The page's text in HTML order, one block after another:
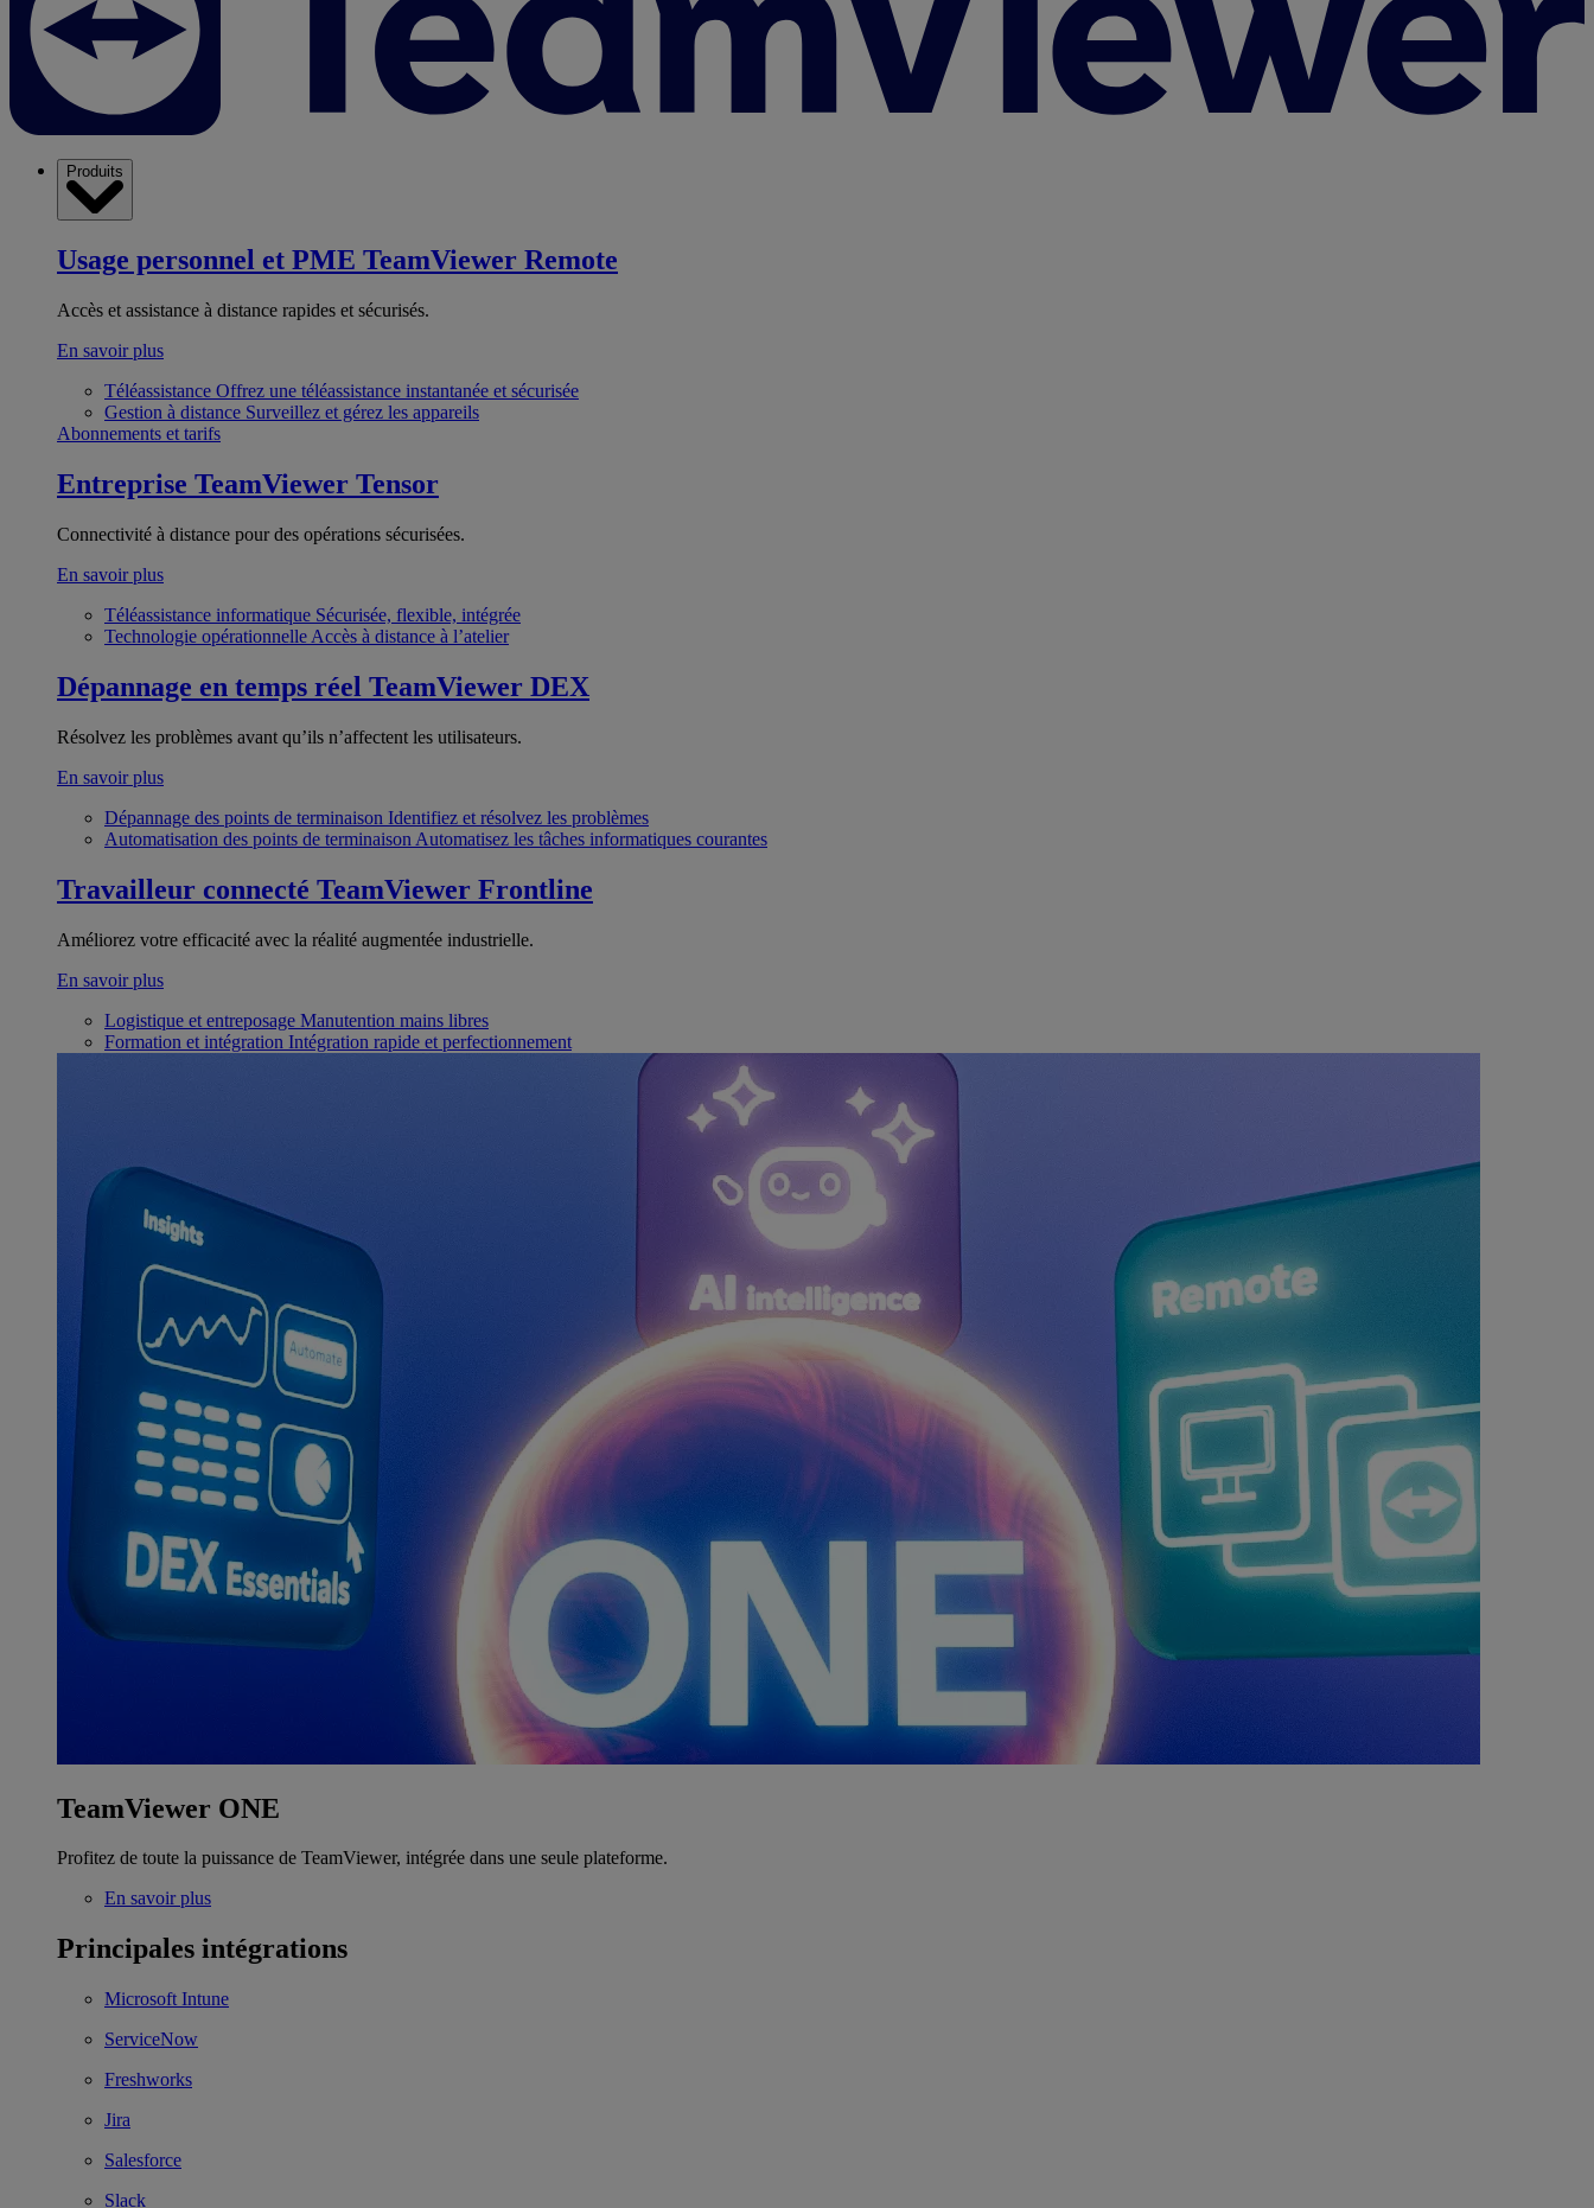
Produits
Usage personnel et PME TeamViewer Remote
Accès et assistance à distance rapides et sécurisés.
En savoir plus
Téléassistance Offrez une téléassistance instantanée et sécurisée
Gestion à distance Surveillez et gérez les appareils
Abonnements et tarifs
Entreprise TeamViewer Tensor
Connectivité à distance pour des opérations sécurisées.
En savoir plus
Téléassistance informatique Sécurisée, flexible, intégrée
Technologie opérationnelle Accès à distance à l’atelier
Dépannage en temps réel TeamViewer DEX
Résolvez les problèmes avant qu’ils n’affectent les utilisateurs.
En savoir plus
Dépannage des points de terminaison Identifiez et résolvez les problèmes
Automatisation des points de terminaison Automatisez les tâches informatiques courantes
Travailleur connecté TeamViewer Frontline
Améliorez votre efficacité avec la réalité augmentée industrielle.
En savoir plus
Logistique et entreposage Manutention mains libres
Formation et intégration Intégration rapide et perfectionnement
TeamViewer ONE
Profitez de toute la puissance de TeamViewer, intégrée dans une seule plateforme.
En savoir plus
Principales intégrations
Microsoft Intune
ServiceNow
Freshworks
Jira
Salesforce
Slack